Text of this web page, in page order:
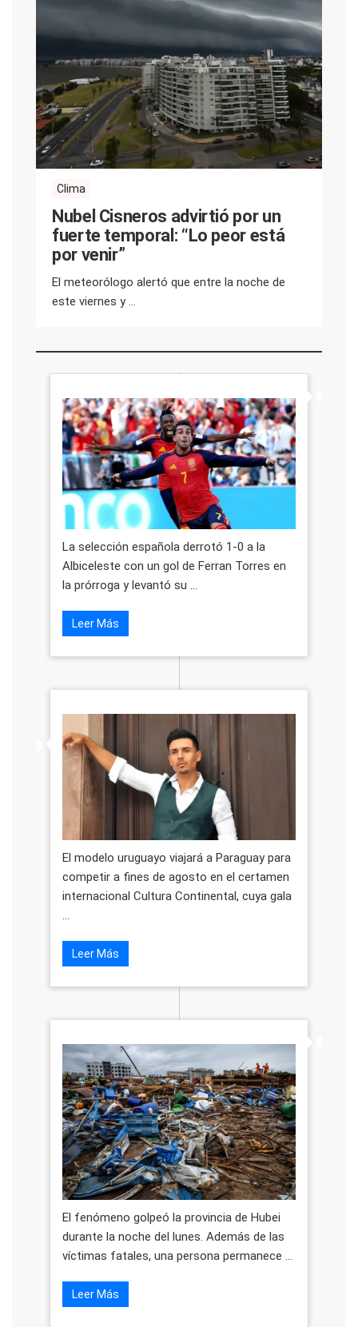
Clima
Nubel Cisneros advirtió por un
fuerte temporal: “Lo peor está
por venir”
El meteorólogo alertó que entre la noche de
este viernes y ...
La selección española derrotó 1-0 a la
Albiceleste con un gol de Ferran Torres en
la prórroga y levantó su ...
Leer Más
El modelo uruguayo viajará a Paraguay para
competir a fines de agosto en el certamen
internacional Cultura Continental, cuya gala
...
Leer Más
El fenómeno golpeó la provincia de Hubei
durante la noche del lunes. Además de las
víctimas fatales, una persona permanece ...
Leer Más